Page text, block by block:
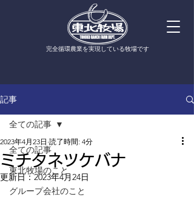
​完全循環農業を実現している牧場です
記事
全ての記事
東北牧場のこと
グループ会社のこと
全ての記事
ミチタネツケバナ
2023年4月23日 読了時間: 4分
更新日：2023年4月24日